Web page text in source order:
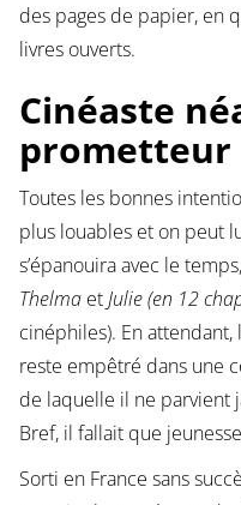
des pages de papier, en
livres ouverts.
Cinéaste
prometteur
Toutes les bonnes
plus louables et on peut
s’épanouira avec le
Thelma etJulie (en 12
cinéphiles). En attendant,
reste empêtré dans une
de laquelle il ne parvient
Bref, il fallait que
Sorti en France sans